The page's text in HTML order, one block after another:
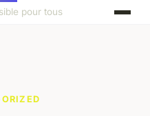
pour tous